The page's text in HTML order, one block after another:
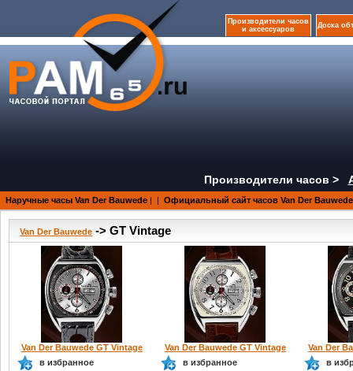
Производители часов
и аксессуаров
Доска
Производители часов >
Наручные часы Van Der Bauwede | | Официальный сайт часов Van Der Bauwede
Van Der Bauwede -> GT Vintage
Van Der Bauwede GT Vintage
в избранное
Van Der Bauwede GT Vintage
в избранное
Van Der
в